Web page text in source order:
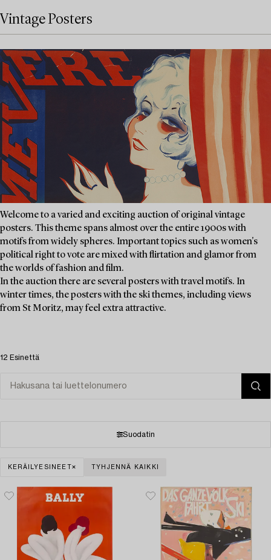
Vintage Posters
Welcome to a varied and exciting auction of original vintage
posters. This theme spans almost over the entire 1900s with
motifs from widely spheres. Important topics such as women's
political right to vote are mixed with flirtation and glamor from
the worlds of fashion and film.
In the auction there are several posters with travel motifs. In
winter times, the posters with the ski themes, including views
from St Moritz, may feel extra attractive.
12 Esinettä
Suodatin
KERÄILYESINEET TYHJENNÄ KAIKKI